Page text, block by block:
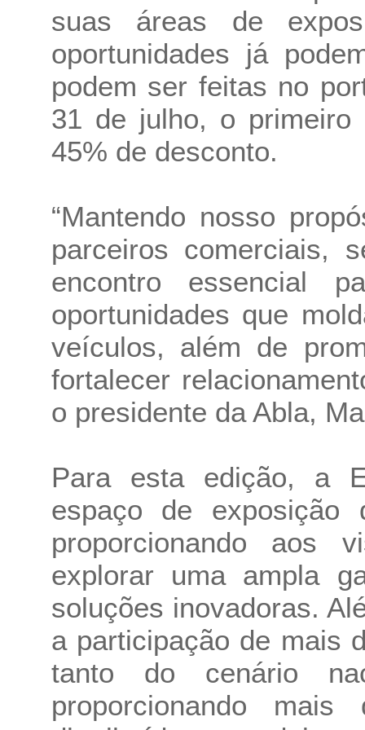
suas áreas de
oportunidades já
podem ser feitas no
31 de julho, o primeiro
45% de desconto.
“Mantendo nosso
parceiros comerciais,
encontro essencial
oportunidades que
veículos, além de
fortalecer
o presidente da Abla,
Para esta edição, a
espaço de exposição
proporcionando aos
explorar uma ampla
soluções inovadoras.
a participação de mais
tanto do cenário
proporcionando